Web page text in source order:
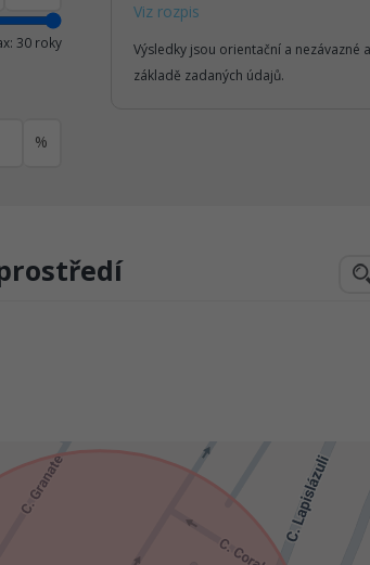
30 roky
%
Viz rozpis
Výsledky jsou orientační a nezávazné
základě zadaných údajů.